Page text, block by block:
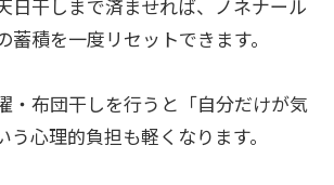
日干しまで済ませれば、ノネナール
蓄積を一度リセットできます。
・布団干しを行うと「自分だけが気
う心理的負担も軽くなります。